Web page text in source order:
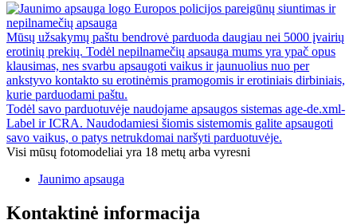
Europos policijos pareigūnų siuntimas ir
nepilnamečių apsauga
Mūsų užsakymų paštu bendrovė parduoda daugiau nei 5000 įvairių
erotinių prekių. Todėl nepilnamečių apsauga mums yra ypač opus
klausimas, nes svarbu apsaugoti vaikus ir jaunuolius nuo per
ankstyvo kontakto su erotinėmis pramogomis ir erotiniais dirbiniais,
kurie parduodami paštu.
Todėl savo parduotuvėje naudojame apsaugos sistemas age-de.xml-
Label ir ICRA. Naudodamiesi šiomis sistemomis galite apsaugoti
savo vaikus, o patys netrukdomai naršyti parduotuvėje.
Visi mūsų fotomodeliai yra 18 metų arba vyresni
Jaunimo apsauga
Kontaktinė informacija